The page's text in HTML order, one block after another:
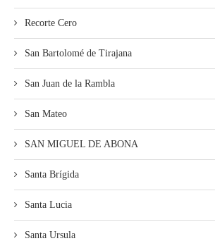
Recorte Cero
San Bartolomé de Tirajana
San Juan de la Rambla
San Mateo
SAN MIGUEL DE ABONA
Santa Brígida
Santa Lucia
Santa Ursula